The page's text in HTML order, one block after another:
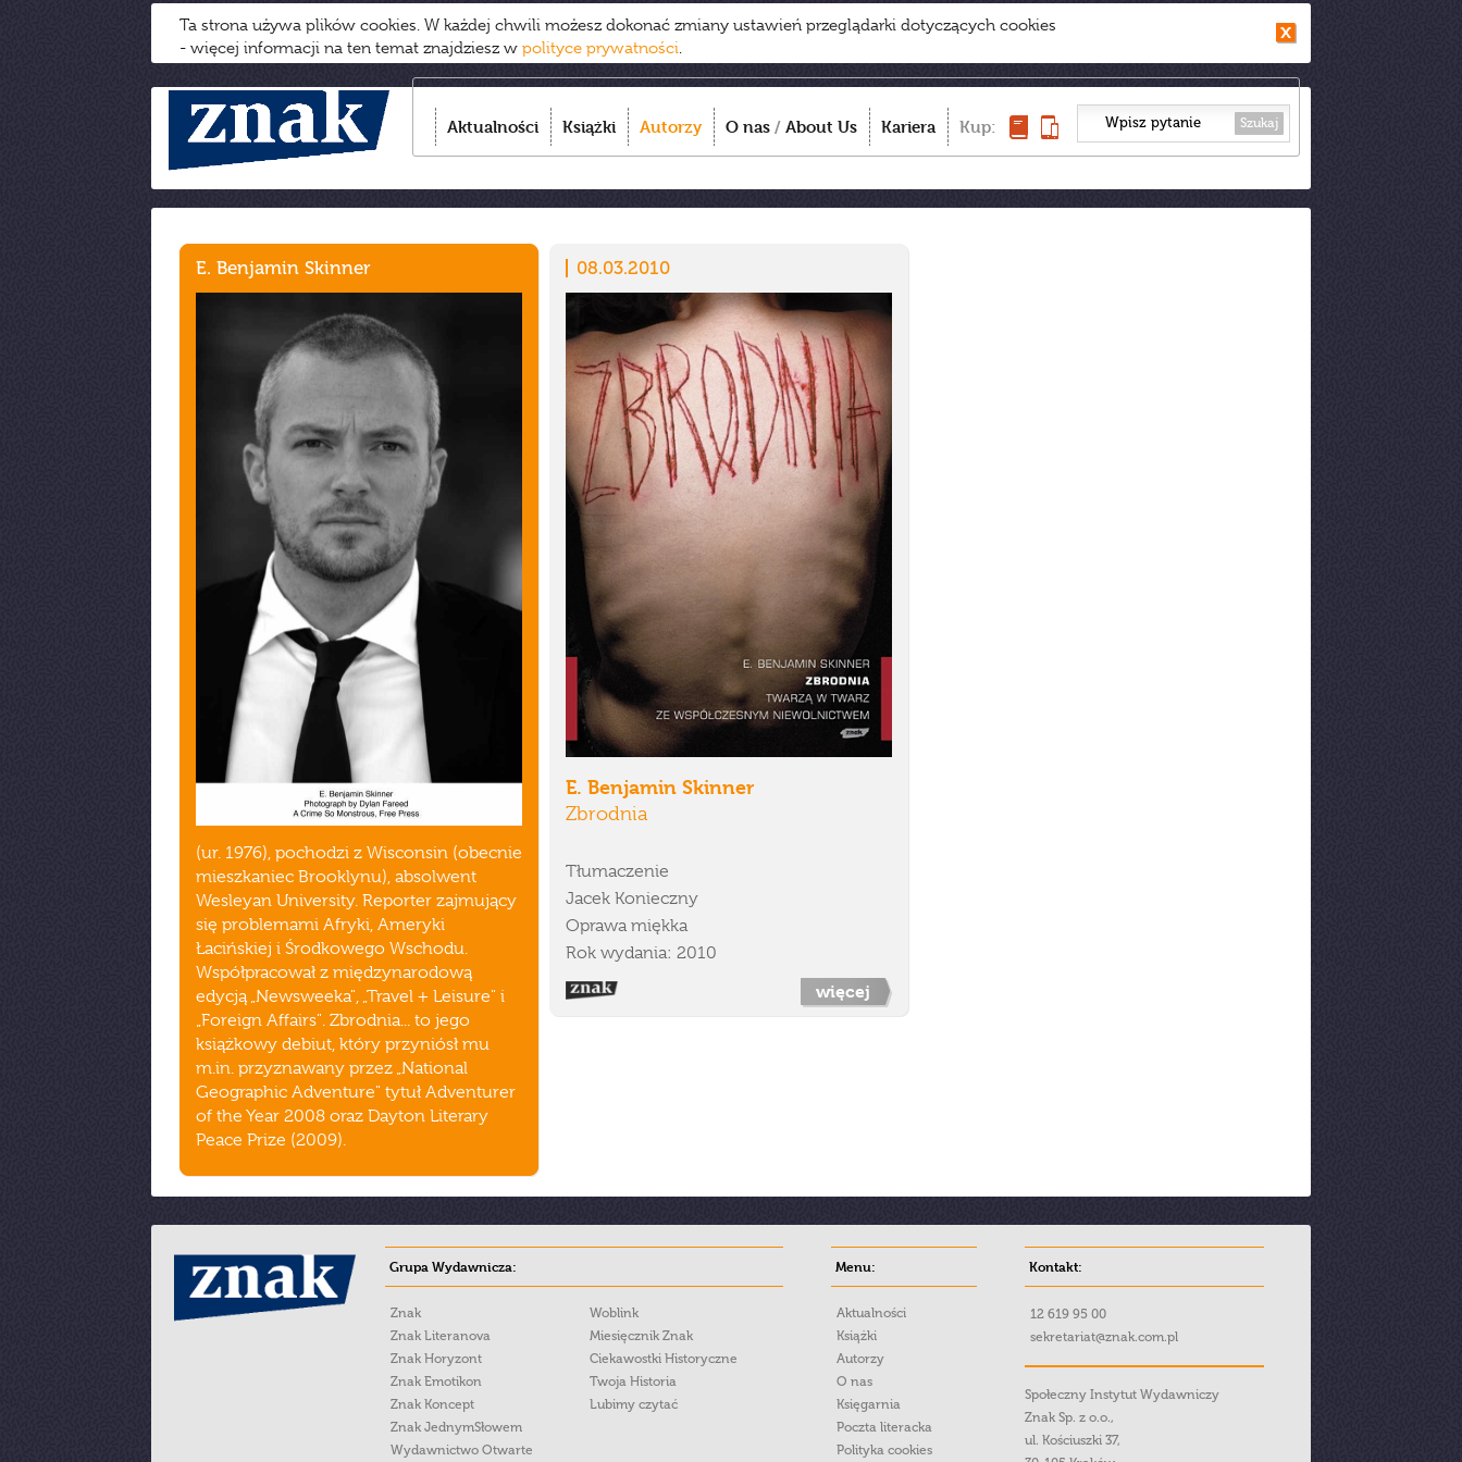
Ta strona używa plików cookies. W każdej chwili możesz dokonać zmiany ustawień przeglądarki dotyczących cookies
- więcej informacji na ten temat znajdziesz w polityce prywatności.
Aktualności Książki Autorzy O nas / About Us Kariera Kup: Szukaj
E. Benjamin Skinner
(ur. 1976), pochodzi z Wisconsin (obecnie
mieszkaniec Brooklynu), absolwent
Wesleyan University. Reporter zajmujący
się problemami Afryki, Ameryki
Łacińskiej i Środkowego Wschodu.
Współpracował z międzynarodową
edycją „Newsweeka", „Travel + Leisure" i
„Foreign Affairs". Zbrodnia... to jego
książkowy debiut, który przyniósł mu
m.in. przyznawany przez „National
Geographic Adventure" tytuł Adventurer
of the Year 2008 oraz Dayton Literary
Peace Prize (2009).
08.03.2010
E. Benjamin Skinner
Zbrodnia
Tłumaczenie
Jacek Konieczny
Oprawa miękka
Rok wydania: 2010
więcej
Grupa Wydawnicza:
Znak
Znak Literanova
Znak Horyzont
Znak Emotikon
Znak Koncept
Znak JednymSłowem
Wydawnictwo Otwarte
Woblink
Miesięcznik Znak
Ciekawostki Historyczne
Twoja Historia
Lubimy czytać
Menu:
Aktualności
Książki
Autorzy
O nas
Księgarnia
Poczta literacka
Polityka cookies
Kontakt:
12 619 95 00
sekretariat@znak.com.pl
Społeczny Instytut Wydawniczy
Znak Sp. z o.o.,
ul. Kościuszki 37,